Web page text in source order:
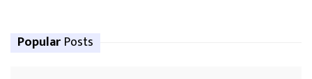
Popular Posts